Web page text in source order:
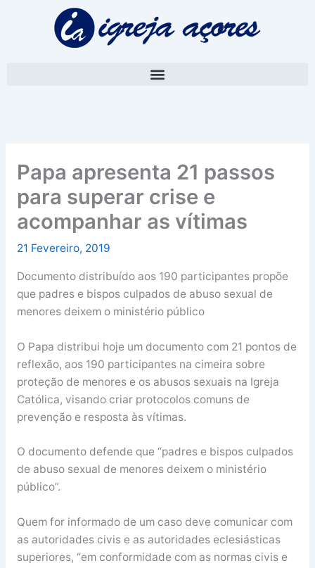
Papa apresenta 21 passos
para superar crise e
acompanhar as vítimas
21 Fevereiro, 2019
Documento distribuído aos 190 participantes propõe
que padres e bispos culpados de abuso sexual de
menores deixem o ministério público
O Papa distribui hoje um documento com 21 pontos de
reflexão, aos 190 participantes na cimeira sobre
proteção de menores e os abusos sexuais na Igreja
Católica, visando criar protocolos comuns de
prevenção e resposta às vítimas.
O documento defende que “padres e bispos culpados
de abuso sexual de menores deixem o ministério
público”.
Quem for informado de um caso deve comunicar com
as autoridades civis e as autoridades eclesiásticas
superiores, “em conformidade com as normas civis e